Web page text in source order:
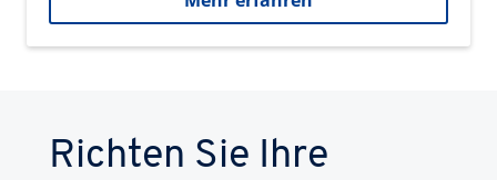
Richten Sie Ihre